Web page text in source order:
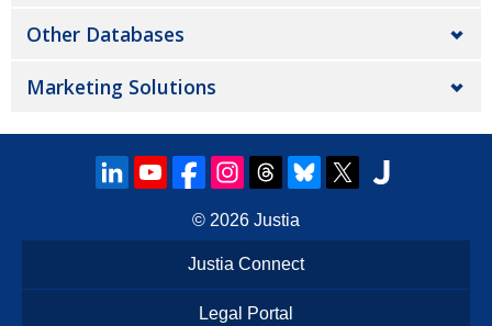
Other Databases
Marketing Solutions
© 2026 Justia
Justia Connect
Legal Portal